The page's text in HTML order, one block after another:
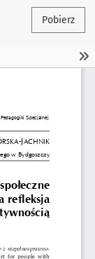
Pobierz